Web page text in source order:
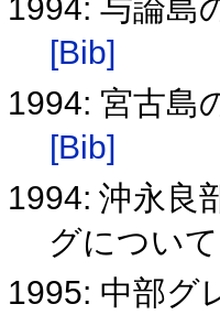
1994: 与論島
[Bib]
1994: 宮古島
[Bib]
1994: 沖永良
グについて
1995: 中部グ